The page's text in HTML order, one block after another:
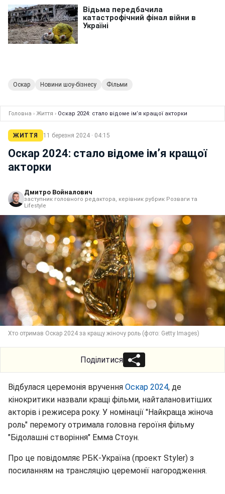
Оскар Новини шоу-бізнесу Фільми
Головна › Життя › Оскар 2024: стало відоме імʼя кращої акторки
ЖИТТЯ 11 березня 2024 · 04:15
Оскар 2024: стало відоме імʼя кращої
акторки
Дмитро Войналович
заступник головного редактора, керівник рубрик Розваги та
Lifestyle
Хто отримав Оскар 2024 за кращу жіночу роль (фото: Getty Images)
Поділитися
Відбулася церемонія вручення Оскар 2024, де
кінокритики назвали кращі фільми, найталановитіших
акторів і режисера року. У номінації "Найкраща жіноча
роль" перемогу отримала головна героїня фільму
"Бідолашні створіння" Емма Стоун.
Про це повідомляє РБК-Україна (проект Styler) з
посиланням на трансляцію церемонії нагородження.